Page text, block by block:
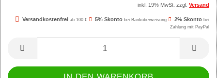
inkl. 19% MwSt. zzgl. Versand
Versandkostenfrei ab 100 € 5% Skonto bei Banküberweisung 2% Skonto bei
Zahlung mit PayPal